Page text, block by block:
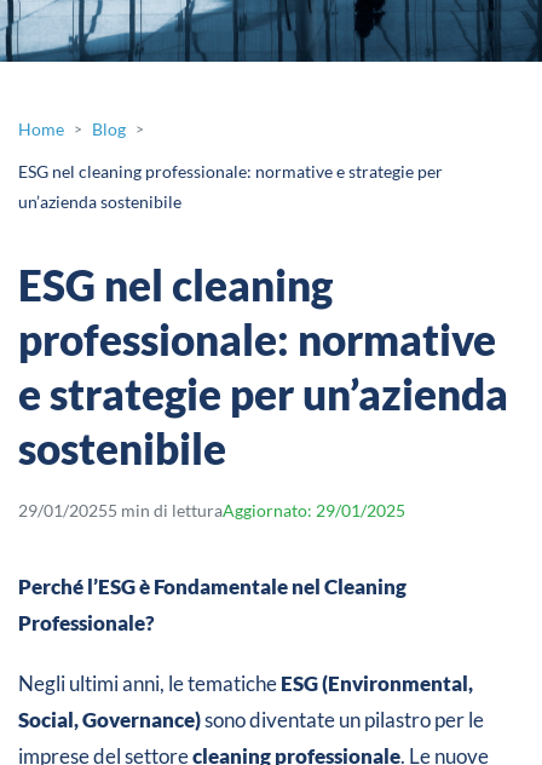
Home > Blog >
ESG nel cleaning professionale: normative e strategie per
un’azienda sostenibile
ESG nel cleaning
professionale: normative
e strategie per un’azienda
sostenibile
29/01/20255 min di letturaAggiornato: 29/01/2025
Perché l’ESG è Fondamentale nel Cleaning
Professionale?
Negli ultimi anni, le tematicheESG (Environmental,
Social, Governance)sono diventate un pilastro per le
imprese del settorecleaning professionale. Le nuove